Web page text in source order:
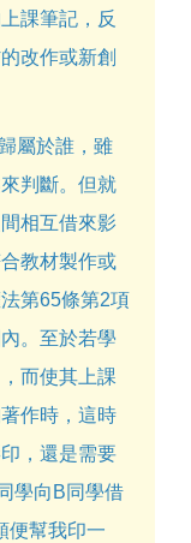
課筆記，反
改作或新創
屬於誰，雖
判斷。但就
相互借來影
教材製作或
第65條第2項
。至於若學
而使其上課
作時，這時
，還是需要
學向B同學借
便幫我印一